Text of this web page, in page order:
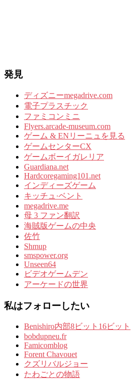
発見
ディズニーmegadrive.com
電子プラスチック
ファミコンミニ
Flyers.arcade-museum.com
ゲーム & ENリーニュを見る
ゲームセンターCX
ゲームボーイガレリア
Guardiana.net
Hardcoregaming101.net
インディーズゲーム
キッチュ·ベント
megadrive.me
母 3 ファン翻訳
海賊版ゲームの中央
佐竹
Shmup
smspower.org
Unseen64
ビデオゲームデン
アーケードの世界
私はフォローしたい
Benishiro内部8ビット16ビット
bobdupneu.fr
Famicomblog
Forent Chavouet
クズリバルジョー
たわごとの物語